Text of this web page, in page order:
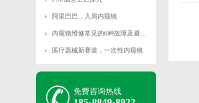
阿里巴巴，入局内窥镜
内窥镜维修常见的6种故障及避免办法
医疗器械新赛道，一次性内窥镜
免费咨询热线